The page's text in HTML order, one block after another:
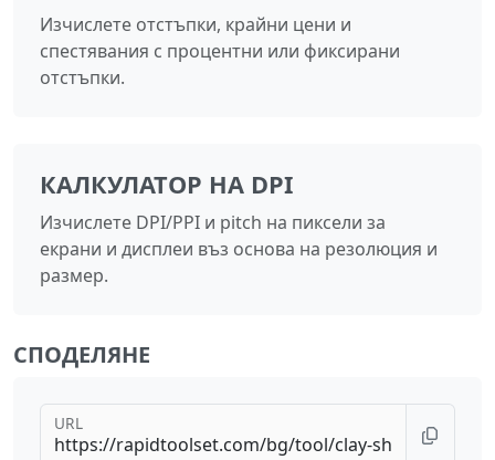
Изчислете отстъпки, крайни цени и
спестявания с процентни или фиксирани
отстъпки.
КАЛКУЛАТОР НА DPI
Изчислете DPI/PPI и pitch на пиксели за
екрани и дисплеи въз основа на резолюция и
размер.
СПОДЕЛЯНЕ
URL